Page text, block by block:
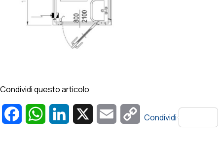
Condividi questo articolo
FacebookWhatsAppLinkedIn Email
Copy
Condividi